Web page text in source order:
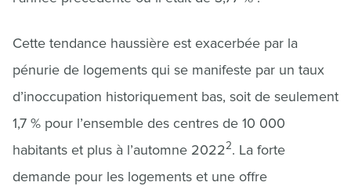
Cette tendance haussière est exacerbée par la
pénurie de logements qui se manifeste par un taux
d’inoccupation historiquement bas, soit de seulement
1,7 % pour l’ensemble des centres de 10 000
habitants et plus à l’automne 20222. La forte
demande pour les logements et une offre